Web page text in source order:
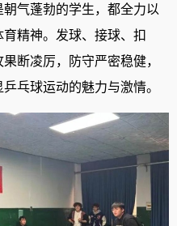
气蓬勃的学生，都全力以
精神。发球、接球、扣
断凌厉，防守严密稳健，
乓球运动的魅力与激情。